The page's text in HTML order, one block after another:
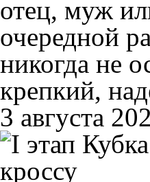
отец, муж
очередной
никогда не
крепкий,
3 августа